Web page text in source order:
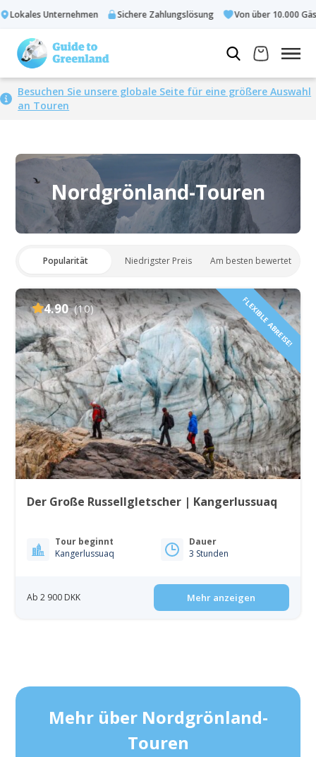
Lokales Unternehmen Sichere Zahlungslösung Von über 10.000
Besuchen Sie unsere globale Seite für eine größere Auswahl
an Touren
Nordgrönland-Touren
Popularität Niedrigster Preis Am besten bewertet
4.90 (10) FLEXIBLE ABREISE!
Der Große Russellgletscher | Kangerlussuaq
Tour beginnt
Kangerlussuaq
Dauer
3 Stunden
Ab 2 900 DKK Mehr anzeigen
Mehr über Nordgrönland-
Touren